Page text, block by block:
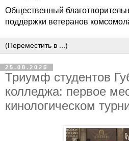
Общественный
поддержки ветеранов
25.08.2025
Триумф студентов
колледжа: первое
кинологическом